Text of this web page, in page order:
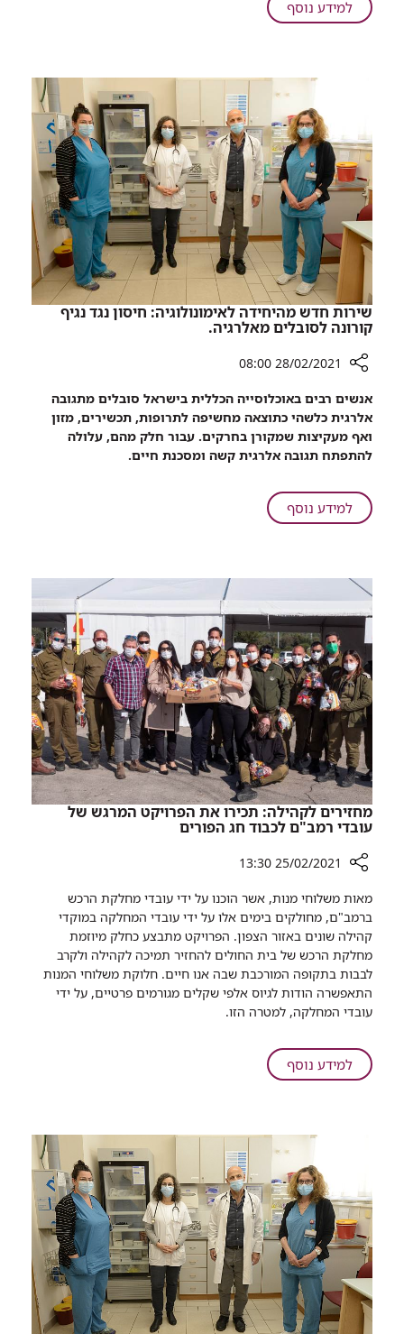
למידע נוסףעל
קרובים-רחוקים
שירות חדש מהיחידה לאימונולוגיה: חיסון נגד נגיף
קורונה לסובלים מאלרגיה.
שיתוף
שירות
חדש
מהיחידה
חיסון
נגד
לסובלים
מאלרגיה.
28/02/2021 08:00
אנשים רבים באוכלוסייה הכללית בישראל סובלים מתגובה
אלרגית כלשהי כתוצאה מחשיפה לתרופות, תכשירים, מזון
ואף מעקיצות שמקורן בחרקים. עבור חלק מהם, עלולה
להתפתח תגובה אלרגית קשה ומסכנת חיים.
למידע נוסףעל
שירות
לאימונולוגיה:
חיסון
נגד
נגיף
קורונה
לסובלים
מאלרגיה.
מחזירים לקהילה: תכירו את הפרויקט המרגש של
עובדי רמב"ם לכבוד חג הפורים
שיתוף
מחזירים
לקהילה:
תכירו
את
הפרויקט
המרגש
עובדי
רמב"ם
25/02/2021 13:30
מאות משלוחי מנות, אשר הוכנו על ידי עובדי מחלקת הרכש
ברמב"ם, מחולקים בימים אלו על ידי עובדי המחלקה במוקדי
קהילה שונים באזור הצפון. הפרויקט מתבצע כחלק מיוזמת
מחלקת הרכש של בית החולים להחזיר תמיכה לקהילה ולקרב
לבבות בתקופה המורכבת שבה אנו חיים. חלוקת משלוחי המנות
התאפשרה הודות לגיוס אלפי שקלים מגורמים פרטיים, על ידי
עובדי המחלקה, למטרה הזו.
למידע נוסףעל
מחזירים
את
הפרויקט
המרגש
של
עובדי
רמב"ם
לכבוד
חג
הפורים